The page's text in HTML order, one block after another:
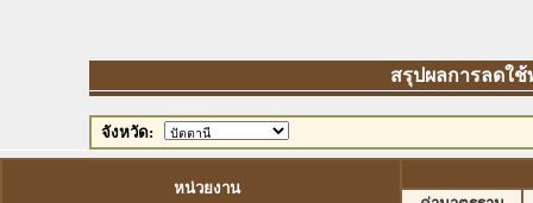
สรุปผลการลดใช้พ
จังหวัด:
หน่วยงาน